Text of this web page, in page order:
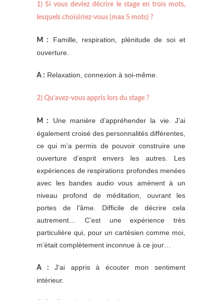
1) Si vous deviez décrire le stage en trois mots,
lesquels choisiriez-vous (max 5 mots) ?
M :
Famille, respiration, plénitude de soi et
ouverture.
A : Relaxation, connexion à soi-même.
2) Qu’avez-vous appris lors du stage ?
M :
Une manière d’appréhender la vie. J’ai
également croisé des personnalités différentes,
ce qui m’a permis de pouvoir construire une
ouverture d’esprit envers les autres. Les
expériences de respirations profondes menées
avec les bandes audio vous amènent à un
niveau profond de méditation, ouvrant les
portes de l’âme. Difficile de décrire cela
autrement… C’est une expérience très
particulière qui, pour un cartésien comme moi,
m’était complètement inconnue à ce jour…
A :
J’ai appris à écouter mon sentiment
intérieur.